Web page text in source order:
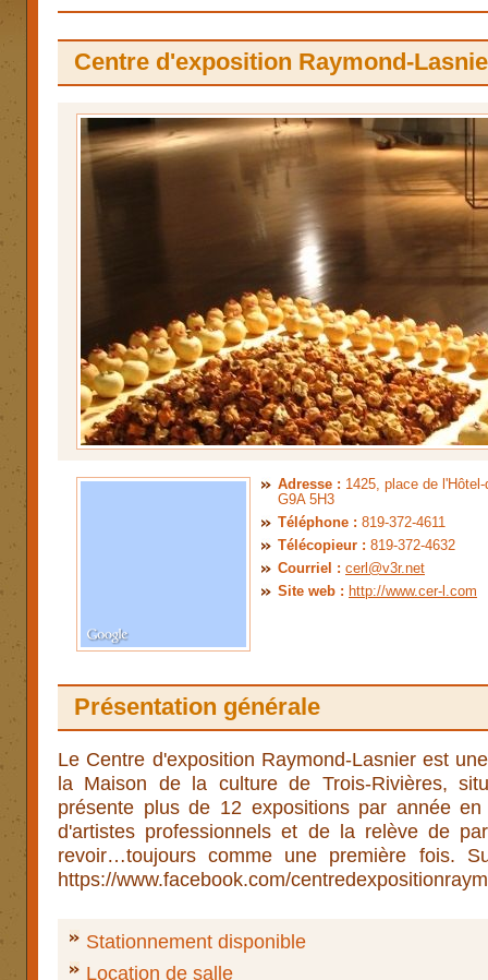
Centre d'exposition Raymond-
Adresse : 1425, place de
G9A 5H3
Téléphone : 819-372-4611
Télécopieur : 819-372-4632
Courriel : cerl@v3r.net
Site web : http://www.cer-l.com
Présentation générale
­Le Centre d'exposition Raymond-Lasnier est
la Maison de la culture de Trois-Rivières,
présente plus de 12 expositions par année
d'artistes professionnels et de la relève de
revoir…toujours comme une première fois.­­
https://www.facebook.com/
Stationnement disponible
Location de salle